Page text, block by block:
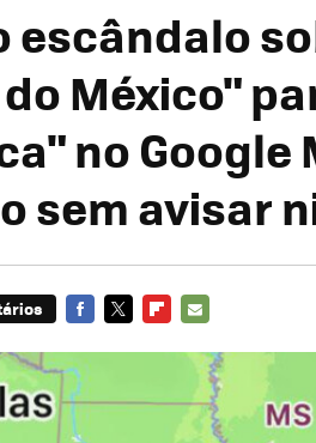
escândalo
México"
​​no Google
sem avisar
MAIL